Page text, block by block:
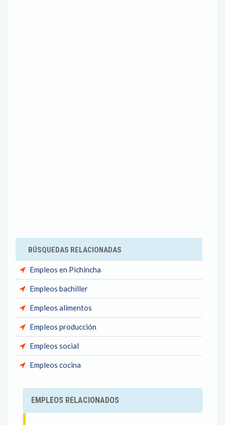
BÚSQUEDAS RELACIONADAS
Empleos en Pichincha
Empleos bachiller
Empleos alimentos
Empleos producción
Empleos social
Empleos cocina
EMPLEOS RELACIONADOS